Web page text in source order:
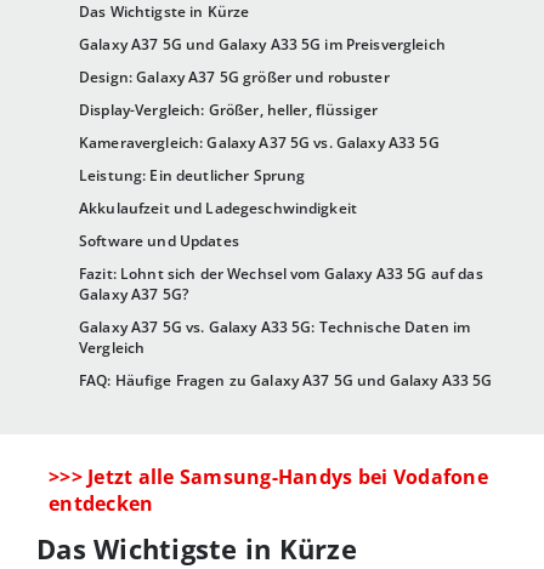
Das Wichtigste in Kürze
Galaxy A37 5G und Galaxy A33 5G im Preisvergleich
Design: Galaxy A37 5G größer und robuster
Display-Vergleich: Größer, heller, flüssiger
Kameravergleich: Galaxy A37 5G vs. Galaxy A33 5G
Leistung: Ein deutlicher Sprung
Akkulaufzeit und Ladegeschwindigkeit
Software und Updates
Fazit: Lohnt sich der Wechsel vom Galaxy A33 5G auf das
Galaxy A37 5G?
Galaxy A37 5G vs. Galaxy A33 5G: Technische Daten im
Vergleich
FAQ: Häufige Fragen zu Galaxy A37 5G und Galaxy A33 5G
>>> Jetzt alle Samsung-Handys bei Vodafone
entdecken
Das Wichtigste in Kürze